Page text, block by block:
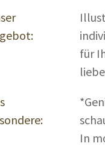
für
In